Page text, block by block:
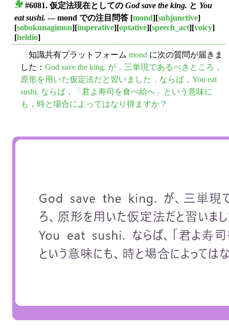
#6081. 仮定法現在としての God save the king. と You
eat sushi. --- mond での注目問答 [mond][subjunctive]
[sobokunagimon][imperative][optative][speech_act][voicy]
[heldio]
知識共有プラットフォーム mond に次の質問が届きま
した： God save the king. が，三単現であるべきところ，
原形を用いた仮定法だと習いました．ならば，You eat
sushi. ならば，「君よ寿司を食べ給へ」という意味に
も，時と場合によってはなり得ますか？